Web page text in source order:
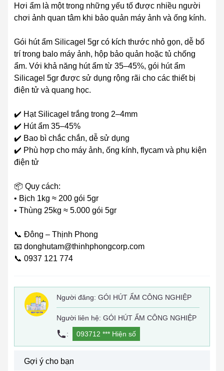
Hơi ẩm là một trong những yếu tố được nhiều người
chơi ảnh quan tâm khi bảo quản máy ảnh và ống kính.
Gói hút ẩm Silicagel 5gr có kích thước nhỏ gọn, dễ bố
trí trong balo máy ảnh, hộp bảo quản hoặc tủ chống
ẩm. Với khả năng hút ẩm từ 35–45%, gói hút ẩm
Silicagel 5gr được sử dụng rộng rãi cho các thiết bị
điện tử và quang học.
✔️ Hạt Silicagel trắng trong 2–4mm
✔️ Hút ẩm 35–45%
✔️ Bao bì chắc chắn, dễ sử dụng
✔️ Phù hợp cho máy ảnh, ống kính, flycam và phụ kiện
điện tử
📦 Quy cách:
• Bịch 1kg ≈ 200 gói 5gr
• Thùng 25kg ≈ 5.000 gói 5gr
📞 Đông – Thịnh Phong
📧 donghutam@thinhphongcorp.com
📞 0937 121 774
Người đăng: GÓI HÚT ẨM CÔNG NGHIỆP
Người liên hệ: GÓI HÚT ẨM CÔNG NGHIỆP
:
093712 *** Hiện số
Gợi ý cho bạn